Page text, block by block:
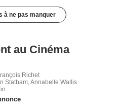
à ne pas manquer
au Cinéma
Richet
Statham, Annabelle Wallis